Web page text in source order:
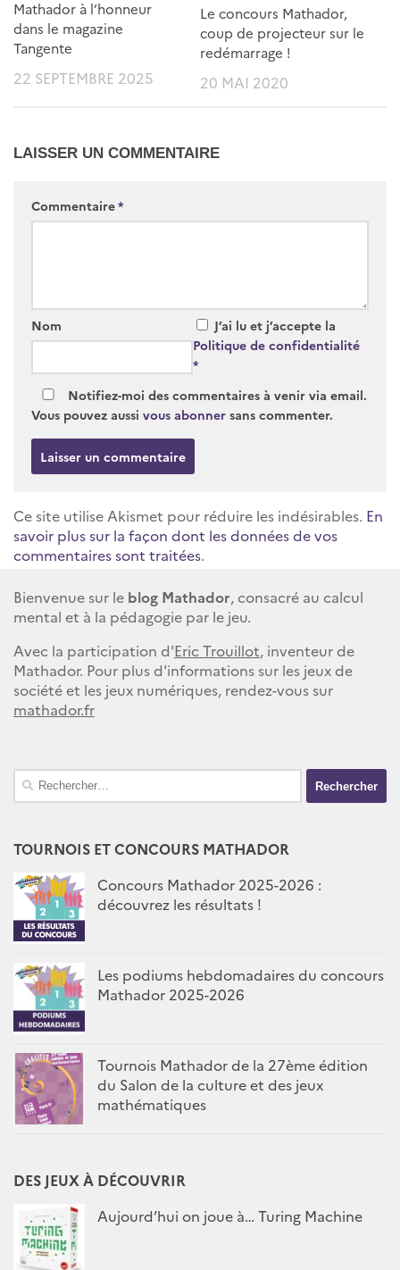
Mathador à l’honneur
dans le magazine
Tangente
22 SEPTEMBRE 2025
Le concours Mathador,
coup de projecteur sur le
redémarrage !
20 MAI 2020
LAISSER UN COMMENTAIRE
Commentaire*
Nom
J’ai lu et j’accepte la
Politique de confidentialité
*
Notifiez-moi des commentaires à venir via email.
Vous pouvez aussi vous abonner sans commenter.
Ce site utilise Akismet pour réduire les indésirables. En
savoir plus sur la façon dont les données de vos
commentaires sont traitées.
Bienvenue sur le blog Mathador, consacré au calcul
mental et à la pédagogie par le jeu.
Avec la participation d'Eric Trouillot, inventeur de
Mathador. Pour plus d'informations sur les jeux de
société et les jeux numériques, rendez-vous sur
mathador.fr
Rechercher :
TOURNOIS ET CONCOURS MATHADOR
Concours Mathador 2025-2026 :
découvrez les résultats !
Les podiums hebdomadaires du concours
Mathador 2025-2026
Tournois Mathador de la 27ème édition
du Salon de la culture et des jeux
mathématiques
DES JEUX À DÉCOUVRIR
Aujourd’hui on joue à… Turing Machine